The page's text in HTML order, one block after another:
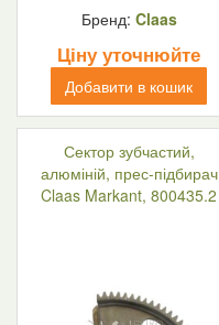
Бренд: Claas
Ціну уточнюйте
Добавити в кошик
Сектор зубчастий,
алюміній, прес-підбирач
Claas Markant, 800435.2